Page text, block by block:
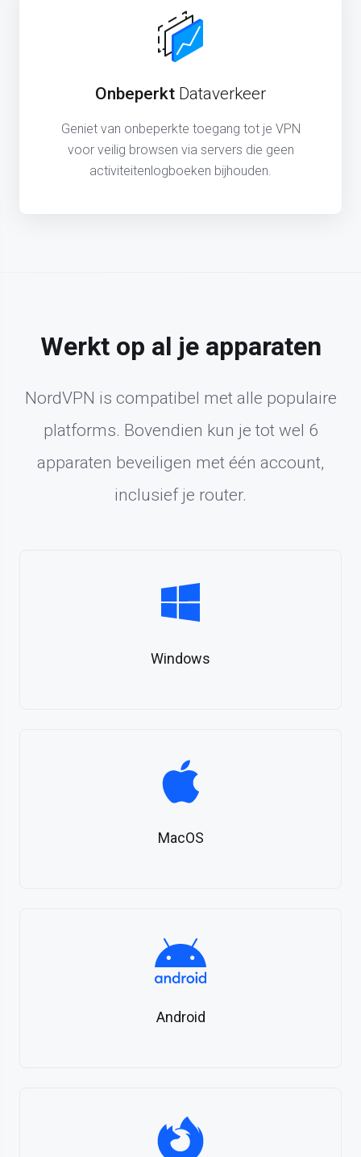
Onbeperkt Dataverkeer
Geniet van onbeperkte toegang tot je VPN
voor veilig browsen via servers die geen
activiteitenlogboeken bijhouden.
Werkt op al je apparaten
NordVPN is compatibel met alle populaire
platforms. Bovendien kun je tot wel 6
apparaten beveiligen met één account,
inclusief je router.
Windows
MacOS
Android